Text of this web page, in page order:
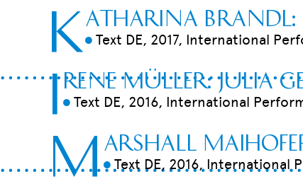
K atharina Brandl:
9 Text DE, 2017, International
I rene Müller: Julia
9 Text DE, 2016, International
M arshall
9 Text DE, 2016, International